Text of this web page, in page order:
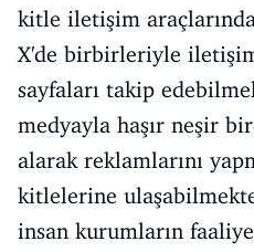
kitle iletişim
X'de birbirleriyle
sayfaları takip
medyayla haşır neşir
alarak reklamlarını
kitlelerine
insan kurumların